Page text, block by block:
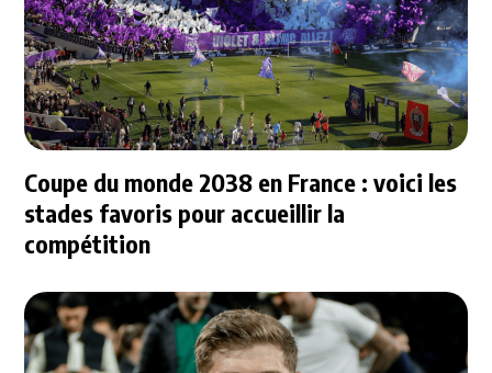
Coupe du monde 2038 en France : voici les
stades favoris pour accueillir la
compétition